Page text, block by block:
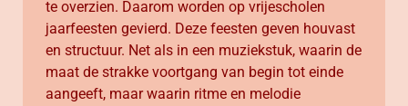
te overzien. Daarom worden op vrijescholen
jaarfeesten gevierd. Deze feesten geven houvast
en structuur. Net als in een muziekstuk, waarin de
maat de strakke voortgang van begin tot einde
aangeeft, maar waarin ritme en melodie